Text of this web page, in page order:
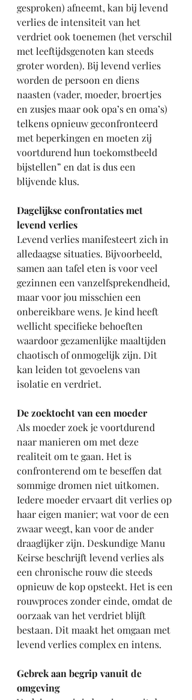
gesproken) afneemt, kan bij levend
verlies de intensiteit van het
verdriet ook toenemen (het verschil
met leeftijdsgenoten kan steeds
groter worden). Bij levend verlies
worden de persoon en diens
naasten (vader, moeder, broertjes
en zusjes maar ook opa’s en oma’s)
telkens opnieuw geconfronteerd
met beperkingen en moeten zij
voortdurend hun toekomstbeeld
bijstellen” en dat is dus een
blijvende klus.
Dagelijkse confrontaties met
levend verlies
Levend verlies manifesteert zich in
alledaagse situaties. Bijvoorbeeld,
samen aan tafel eten is voor veel
gezinnen een vanzelfsprekendheid,
maar voor jou misschien een
onbereikbare wens. Je kind heeft
wellicht specifieke behoeften
waardoor gezamenlijke maaltijden
chaotisch of onmogelijk zijn. Dit
kan leiden tot gevoelens van
isolatie en verdriet.
De zoektocht van een moeder
Als moeder zoek je voortdurend
naar manieren om met deze
realiteit om te gaan. Het is
confronterend om te beseffen dat
sommige dromen niet uitkomen.
Iedere moeder ervaart dit verlies op
haar eigen manier; wat voor de een
zwaar weegt, kan voor de ander
draaglijker zijn. Deskundige Manu
Keirse beschrijft levend verlies als
een chronische rouw die steeds
opnieuw de kop opsteekt. Het is een
rouwproces zonder einde, omdat de
oorzaak van het verdriet blijft
bestaan. Dit maakt het omgaan met
levend verlies complex en intens.
Gebrek aan begrip vanuit de
omgeving